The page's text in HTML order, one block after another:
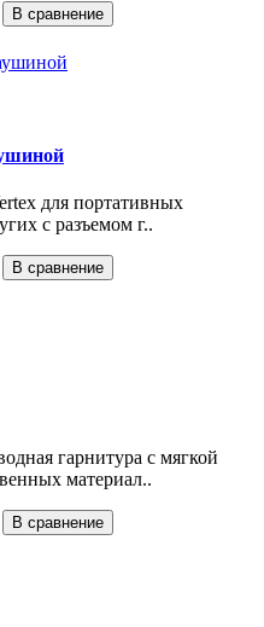
В сравнение
для портативных
с разъемом г..
В сравнение
гарнитура с мягкой
материал..
В сравнение